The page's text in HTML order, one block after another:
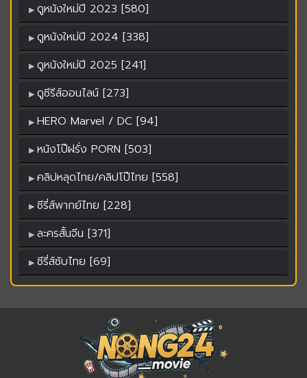
ดูหนังใหม่ปี 2023 [580]
ดูหนังใหม่ปี 2024 [338]
ดูหนังใหม่ปี 2025 [241]
ดูซีรีส์ออนไลน์ [273]
HERO Marvel / DC [94]
หนังโป๊ฝรั่ง PORN [503]
คลิปหลุดไทย/คลิปโป๊ไทย [558]
ซีรี่ส์พากย์ไทย [228]
ละครสั้นจีน [371]
ซีรี่ส์ซับไทย [69]